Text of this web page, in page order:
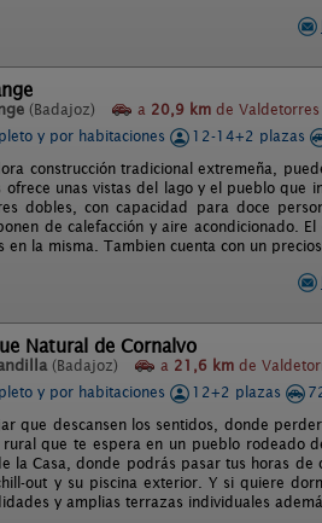
(Badajoz) a 20,9 km de
y por habitaciones
12-14+2 plazas
construcción tradicional extremeña,
ofrece unas vistas del lago y el pueblo que
dobles, con capacidad para doce
de calefacción y aire acondicionado.
en la misma. Tambien cuenta con un
Natural de Cornalvo
(Badajoz) a 21,6 km de
y por habitaciones
12+2 plazas
que descansen los sentidos, donde
que te espera en un pueblo rodeado
la Casa, donde podrás pasar tus horas
out y su piscina exterior. Y si quiere
y amplias terrazas individuales